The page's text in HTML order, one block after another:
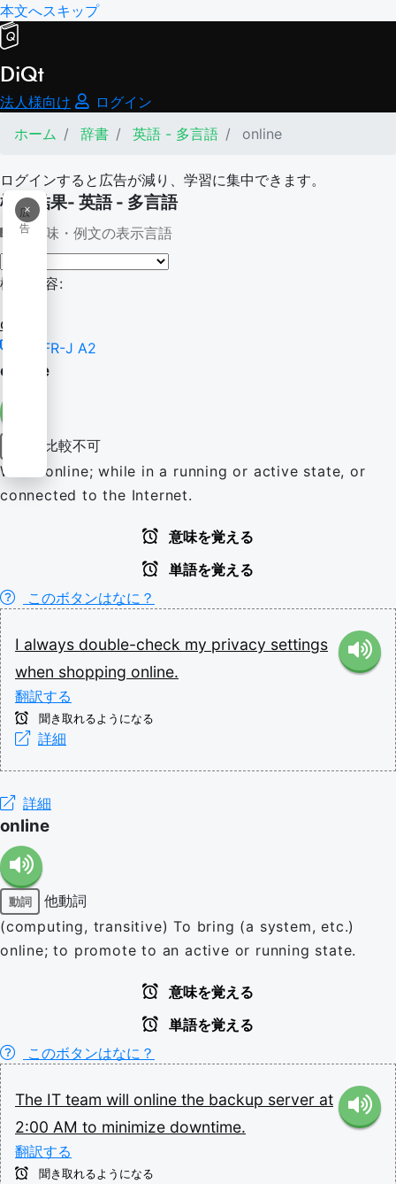
本文へスキップ
DiQt
法人様向け
ログイン
ホーム
辞書 英語 - 多言語 online
ログインすると広告が減り、学習に集中できます。
×
広
告
検索結果- 英語 - 多言語
意味・例文の表示言語
検索内容:
online
CEFR-J A2
online
比較不可
While online; while in a running or active state, or
connected to the Internet.
意味を覚える
単語を覚える
このボタンはなに？
I always double-check my privacy settings
when shopping online.
翻訳する
聞き取れるようになる
詳細
詳細
online
動詞
他動詞
(computing, transitive) To bring (a system, etc.)
online; to promote to an active or running state.
意味を覚える
単語を覚える
このボタンはなに？
The IT team will online the backup server at
2:00 AM to minimize downtime.
翻訳する
聞き取れるようになる